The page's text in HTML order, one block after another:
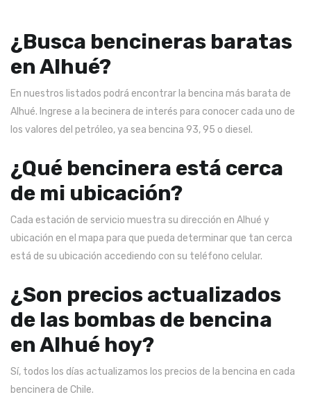
¿Busca bencineras baratas
en Alhué?
En nuestros listados podrá encontrar la bencina más barata de
Alhué. Ingrese a la becinera de interés para conocer cada uno de
los valores del petróleo, ya sea bencina 93, 95 o diesel.
¿Qué bencinera está cerca
de mi ubicación?
Cada estación de servicio muestra su dirección en Alhué y
ubicación en el mapa para que pueda determinar que tan cerca
está de su ubicación accediendo con su teléfono celular.
¿Son precios actualizados
de las bombas de bencina
en Alhué hoy?
Sí, todos los días actualizamos los precios de la bencina en cada
bencinera de Chile.